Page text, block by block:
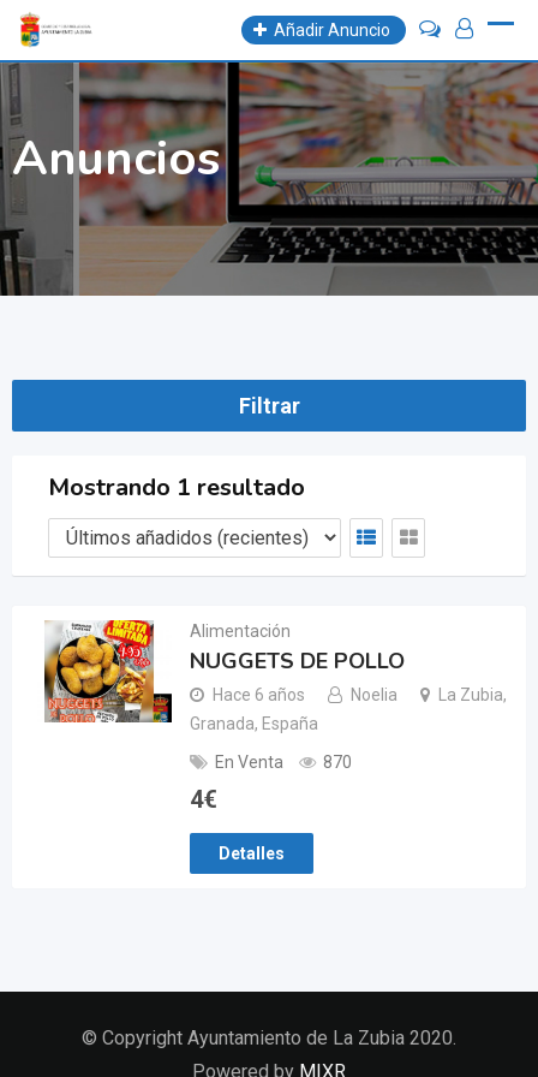
Skip
content
Añadir Anuncio
Anuncios
Filtrar
Mostrando 1 resultado
Alimentación
NUGGETS DE POLLO
Hace 6 años Noelia
La Zubia,
Granada, España
En Venta
870
4€
Detalles
© Copyright Ayuntamiento de La Zubia 2020.
Powered by MIXR